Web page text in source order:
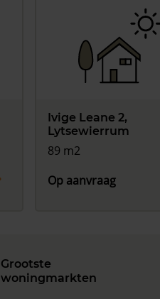
Ivige Leane 2,
Lytsewierrum
89 m2
Op aanvraag
Grootste
woningmarkten